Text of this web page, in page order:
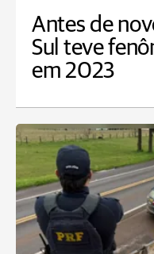
Antes de
Sul teve
em 2023